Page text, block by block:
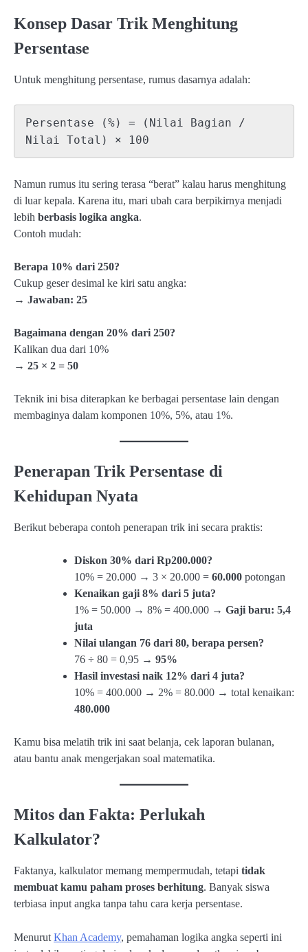
Konsep Dasar Trik Menghitung
Persentase
Untuk menghitung persentase, rumus dasarnya adalah:
Persentase (%) = (Nilai Bagian /
Namun rumus itu sering terasa “berat” kalau harus menghitung
di luar kepala. Karena itu, mari ubah cara berpikirnya menjadi
lebih berbasis logika angka.
Contoh mudah:
Berapa 10% dari 250?
Cukup geser desimal ke kiri satu angka:
→ Jawaban: 25
Bagaimana dengan 20% dari 250?
Kalikan dua dari 10%
→ 25 × 2 = 50
Teknik ini bisa diterapkan ke berbagai persentase lain dengan
membaginya dalam komponen 10%, 5%, atau 1%.
Penerapan Trik Persentase di
Kehidupan Nyata
Berikut beberapa contoh penerapan trik ini secara praktis:
Diskon 30% dari Rp200.000?
10% = 20.000 → 3 × 20.000 = 60.000 potongan
Kenaikan gaji 8% dari 5 juta?
1% = 50.000 → 8% = 400.000 → Gaji baru: 5,4
juta
Nilai ulangan 76 dari 80, berapa persen?
76 ÷ 80 = 0,95 → 95%
Hasil investasi naik 12% dari 4 juta?
10% = 400.000 → 2% = 80.000 → total kenaikan:
480.000
Kamu bisa melatih trik ini saat belanja, cek laporan bulanan,
atau bantu anak mengerjakan soal matematika.
Mitos dan Fakta: Perlukah
Kalkulator?
Faktanya, kalkulator memang mempermudah, tetapi tidak
membuat kamu paham proses berhitung. Banyak siswa
terbiasa input angka tanpa tahu cara kerja persentase.
Menurut Khan Academy, pemahaman logika angka seperti ini